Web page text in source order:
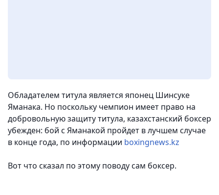
Обладателем титула является японец Шинсуке
Яманака. Но поскольку чемпион имеет право на
добровольную защиту титула, казахстанский боксер
убежден: бой с Яманакой пройдет в лучшем случае
в конце года, по информации boxingnews.kz
Вот что сказал по этому поводу сам боксер.